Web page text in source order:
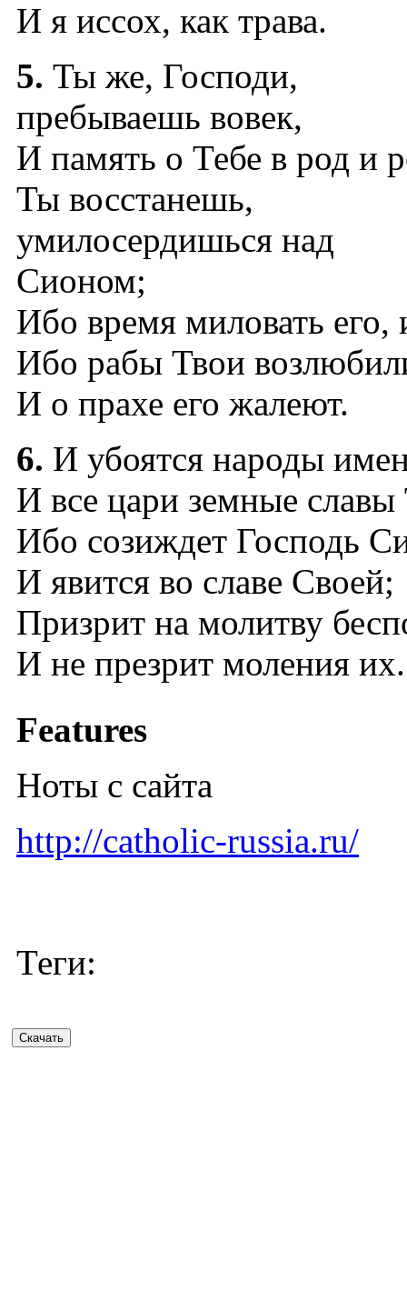
И я иссох, как трава.
5. Ты же, Господи,
пребываешь вовек,
И память о Тебе в род и
Ты восстанешь,
умилосердишься над
Сионом;
Ибо время миловать
Ибо рабы Твои
И о прахе его жалеют.
6. И убоятся народы
И все цари земные славы
Ибо созиждет Господь
И явится во славе Своей;
Призрит на молитву
И не презрит моления их.
Features
Ноты с сайта
http://catholic-russia.ru/
Теги: